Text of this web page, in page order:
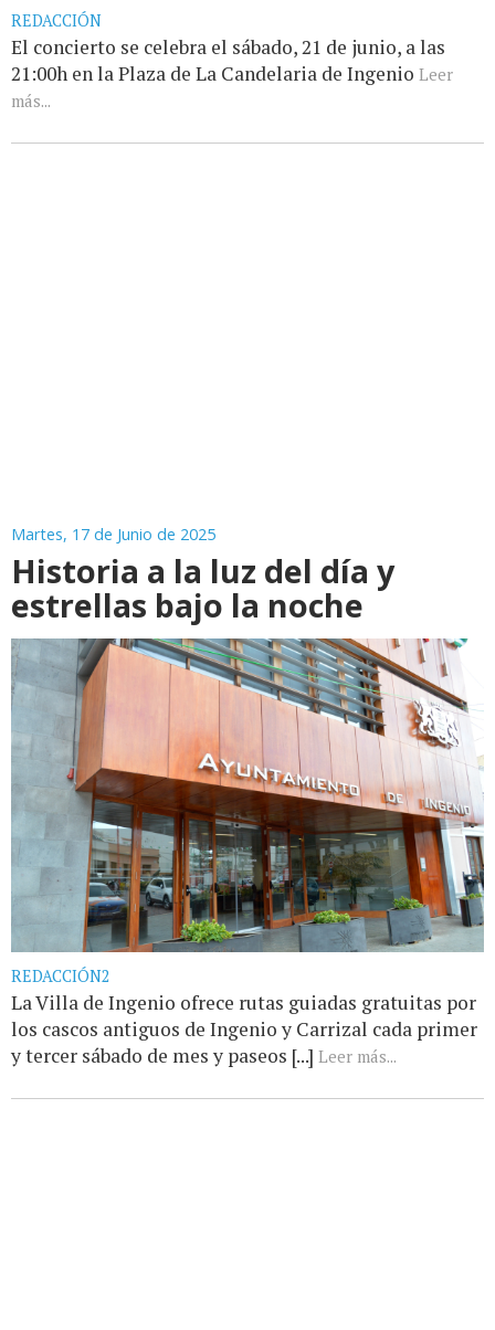
REDACCIÓN
El concierto se celebra el sábado, 21 de junio, a las
21:00h en la Plaza de La Candelaria de Ingenio Leer
más...
Martes, 17 de Junio de 2025
Historia a la luz del día y
estrellas bajo la noche
REDACCIÓN2
La Villa de Ingenio ofrece rutas guiadas gratuitas por
los cascos antiguos de Ingenio y Carrizal cada primer
y tercer sábado de mes y paseos [...] Leer más...